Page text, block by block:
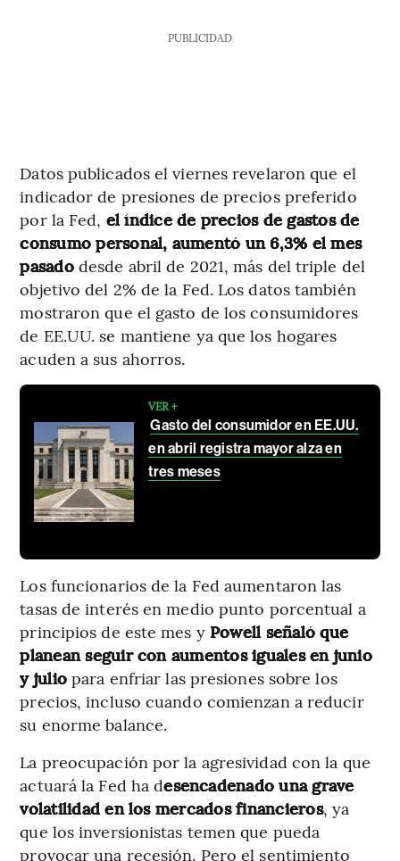
PUBLICIDAD
Datos publicados el viernes revelaron que el
indicador de presiones de precios preferido
por la Fed, el índice de precios de gastos de
consumo personal, aumentó un 6,3% el mes
pasadodesde abril de 2021, más del triple del
objetivo del 2% de la Fed. Los datos también
mostraron que el gasto de los consumidores
de EE.UU. se mantiene ya que los hogares
acuden a sus ahorros.
VER +
Gasto del consumidor en EE.UU.
en abril registra mayor alza en
tres meses
Los funcionarios de la Fed aumentaron las
tasas de interés en medio punto porcentual a
principios de este mes y Powell señaló que
planean seguir con aumentos iguales en junio
y julio para enfriar las presiones sobre los
precios, incluso cuando comienzan a reducir
su enorme balance.
La preocupación por la agresividad con la que
actuará la Fed ha desencadenado una grave
volatilidad en los mercados financieros, ya
que los inversionistas temen que pueda
provocar una recesión. Pero el sentimiento